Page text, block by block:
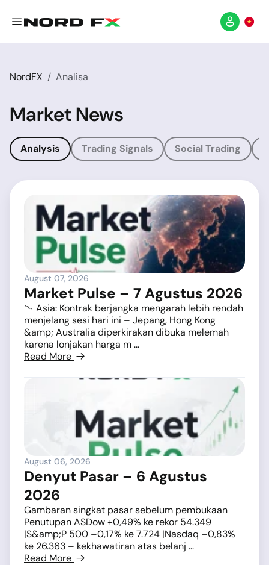
NordFX Analisa
Market News
Analysis Trading Signals Social Trading
August 07, 2026
Market Pulse – 7 Agustus 2026
📉 Asia: Kontrak berjangka mengarah lebih rendah
menjelang sesi hari ini – Jepang, Hong Kong
&amp; Australia diperkirakan dibuka melemah
karena lonjakan harga m ...
Read More
August 06, 2026
Denyut Pasar – 6 Agustus
2026
Gambaran singkat pasar sebelum pembukaan
Penutupan ASDow +0,49% ke rekor 54.349
|S&amp;P 500 –0,17% ke 7.724 |Nasdaq –0,83%
ke 26.363 – kekhawatiran atas belanj ...
Read More